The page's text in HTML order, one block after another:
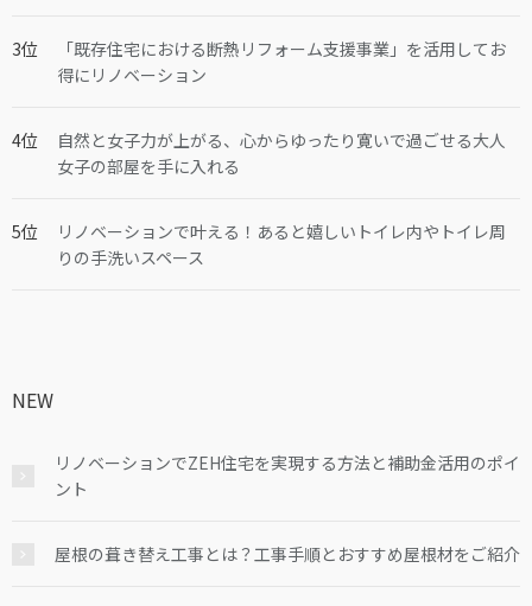
「既存住宅における断熱リフォーム支援事業」を活用してお
得にリノベーション
自然と女子力が上がる、心からゆったり寛いで過ごせる大人
女子の部屋を手に入れる
リノベーションで叶える！あると嬉しいトイレ内やトイレ周
りの手洗いスペース
NEW
リノベーションでZEH住宅を実現する方法と補助金活用のポイ
ント
屋根の葺き替え工事とは？工事手順とおすすめ屋根材をご紹介